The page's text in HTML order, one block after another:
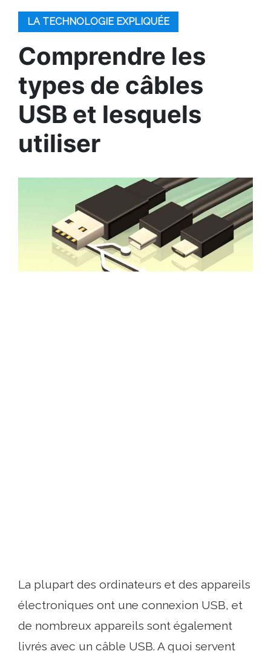
LA TECHNOLOGIE EXPLIQUÉE
Comprendre les
types de câbles
USB et lesquels
utiliser
La plupart des ordinateurs et des appareils
électroniques ont une connexion USB, et
de nombreux appareils sont également
livrés avec un câble USB. A quoi servent